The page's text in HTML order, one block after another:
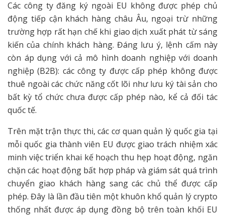
Các công ty đăng ký ngoài EU không được phép chủ
động tiếp cận khách hàng châu Âu, ngoại trừ những
trường hợp rất hạn chế khi giao dịch xuất phát từ sáng
kiến của chính khách hàng. Đáng lưu ý, lệnh cấm này
còn áp dụng với cả mô hình doanh nghiệp với doanh
nghiệp (B2B): các công ty được cấp phép không được
thuê ngoài các chức năng cốt lõi như lưu ký tài sản cho
bất kỳ tổ chức chưa được cấp phép nào, kể cả đối tác
quốc tế.
Trên mặt trận thực thi, các cơ quan quản lý quốc gia tại
mỗi quốc gia thành viên EU được giao trách nhiệm xác
minh việc triển khai kế hoạch thu hẹp hoạt động, ngăn
chặn các hoạt động bất hợp pháp và giám sát quá trình
chuyển giao khách hàng sang các chủ thể được cấp
phép. Đây là lần đầu tiên một khuôn khổ quản lý crypto
thống nhất được áp dụng đồng bộ trên toàn khối EU